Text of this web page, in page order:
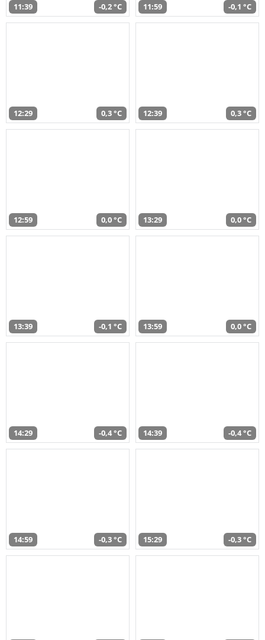
11:39 -0,2 °C 11:59 -0,1 °C
12:29 0,3 °C 12:39 0,3 °C
12:59 0,0 °C 13:29 0,0 °C
13:39 -0,1 °C 13:59 0,0 °C
14:29 -0,4 °C 14:39 -0,4 °C
14:59 -0,3 °C 15:29 -0,3 °C